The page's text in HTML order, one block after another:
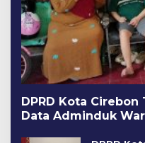
DPRD Kota
Data Adminduk